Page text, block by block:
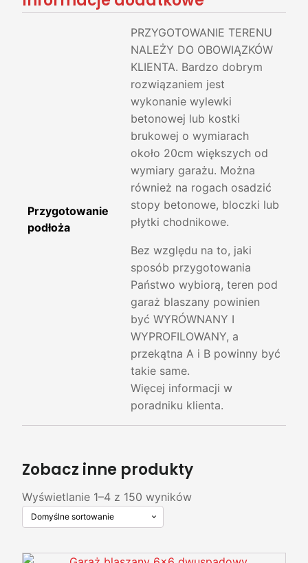
Przygotowanie
podłoża
PRZYGOTOWANIE TERENU
NALEŻY DO OBOWIĄZKÓW
KLIENTA. Bardzo dobrym
rozwiązaniem jest
wykonanie wylewki
betonowej lub kostki
brukowej o wymiarach
około 20cm większych od
wymiary garażu. Można
również na rogach osadzić
stopy betonowe, bloczki lub
płytki chodnikowe.
Bez względu na to, jaki
sposób przygotowania
Państwo wybiorą, teren pod
garaż blaszany powinien
być WYRÓWNANY I
WYPROFILOWANY, a
przekątna A i B powinny być
takie same.
Więcej informacji w
poradniku klienta.
Zobacz inne produkty
Wyświetlanie 1–4 z 150 wyników